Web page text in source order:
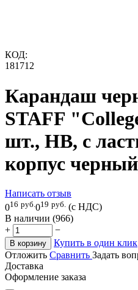
КОД:
181712
Карандаш
STAFF
шт., НВ, с
корпус
Написать отзыв
016 руб. 019 руб. (с НДС)
В наличии (966)
+
−
В корзину
Купить в один клик
Отложить Сравнить Задать
Доставка
Оформление заказа